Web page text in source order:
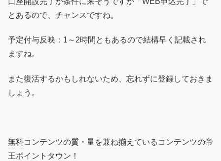
とあるので、チャンスですね。
予定付与反映：1～2時間ともあるので結構早く記載され
ますね。
また復活するかもしれないため、忘れずに登録しておきま
しょう。
無料コンテンツの質・量を兼ね揃えているコンテンツの帝
王ポイントタウン！